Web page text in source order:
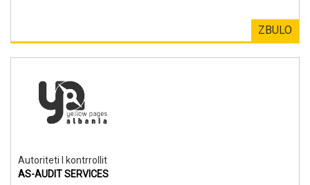
ZBULO
Autoriteti I kontrrollit
AS-AUDIT SERVICES